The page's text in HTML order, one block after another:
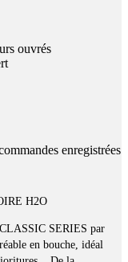
ouvrés
enregistrées
H2O
SERIES par
en bouche, idéal